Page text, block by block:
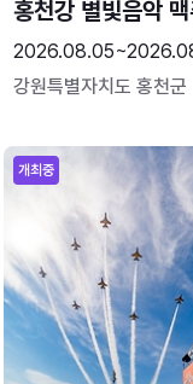
홍천강 별빛음악 맥
강원특별자치도 홍천군
개최중